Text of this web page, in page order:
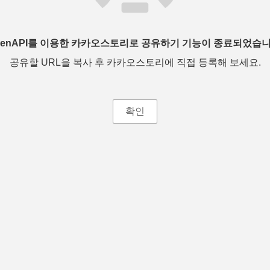
를 이용한 카카오스토리로 공유하기 기능이 종료되었습
공유할 URL을 복사 후 카카오스토리에 직접 등록해 보세요.
확인